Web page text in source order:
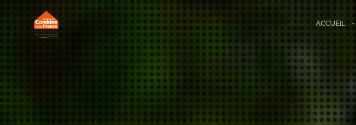
ACCUEIL